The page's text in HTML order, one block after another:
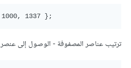
ترتيب عناصر المصفوفة - الوصول إلى عنصر